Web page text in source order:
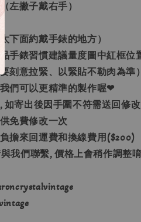
左撇子戴右手）
下面約戴手錶的地方）
手錶習慣建議量度圖中紅框位
刻意拉緊、以緊貼不勒肉為準）
們可以更精準的製作喔❤
如寄出後因手圍不符需送回修
免費修改一次
擔來回運費和換線費用($200)
我們聯繫, 價格上會稍作調整